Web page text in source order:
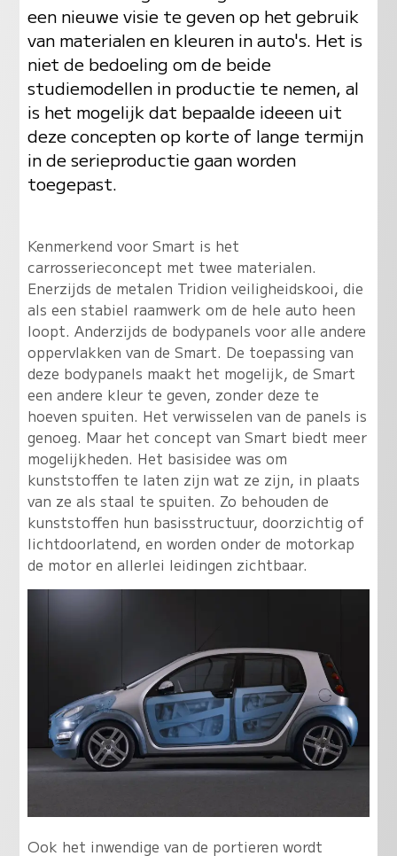
een nieuwe visie te geven op het gebruik
van materialen en kleuren in auto's. Het is
niet de bedoeling om de beide
studiemodellen in productie te nemen, al
is het mogelijk dat bepaalde ideeen uit
deze concepten op korte of lange termijn
in de serieproductie gaan worden
toegepast.
Kenmerkend voor Smart is het
carrosserieconcept met twee materialen.
Enerzijds de metalen Tridion veiligheidskooi, die
als een stabiel raamwerk om de hele auto heen
loopt. Anderzijds de bodypanels voor alle andere
oppervlakken van de Smart. De toepassing van
deze bodypanels maakt het mogelijk, de Smart
een andere kleur te geven, zonder deze te
hoeven spuiten. Het verwisselen van de panels is
genoeg. Maar het concept van Smart biedt meer
mogelijkheden. Het basisidee was om
kunststoffen te laten zijn wat ze zijn, in plaats
van ze als staal te spuiten. Zo behouden de
kunststoffen hun basisstructuur, doorzichtig of
lichtdoorlatend, en worden onder de motorkap
de motor en allerlei leidingen zichtbaar.
Ook het inwendige van de portieren wordt